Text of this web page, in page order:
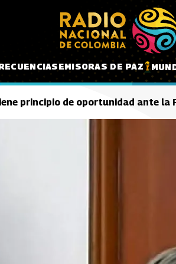
EMISORAS DE PAZ
principio de oportunidad ante la